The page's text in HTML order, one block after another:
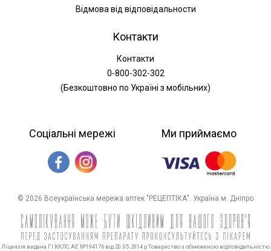
Відмова від відповідальности
Контакти
Контакти
0-800-302-302
(Безкоштовно по Україні з мобільних)
Соціальні мережі Ми приймаємо
© 2026 Всеукраїнська мережа аптек "РЕЦЕПТІКА". Україна м. Дніпро
Ліцензія видана ГІ ККЛС АЕ №194176 від 20.05.2014 р Товариство з обмеженою відповідальністю